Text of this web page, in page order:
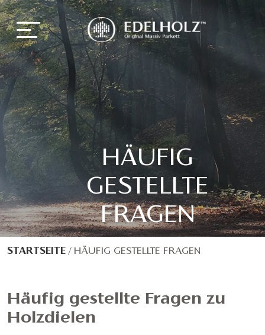
HÄUFIG
GESTELLTE
FRAGEN
STARTSEITE / HÄUFIG GESTELLTE FRAGEN
Häufig gestellte Fragen zu
Holzdielen